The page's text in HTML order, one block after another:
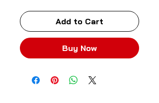
Add to Cart
Buy Now